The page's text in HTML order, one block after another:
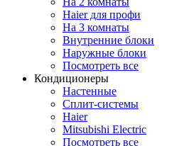
Haier для профи
На 3 комнаты
Внутренние блоки
Наружные блоки
Посмотреть все
Кондиционеры
Настенные
Сплит-системы
Haier
Mitsubishi Electric
Посмотреть все